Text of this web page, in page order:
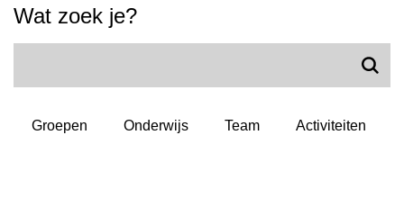
Wat zoek je?
Groepen Onderwijs Team Activiteiten